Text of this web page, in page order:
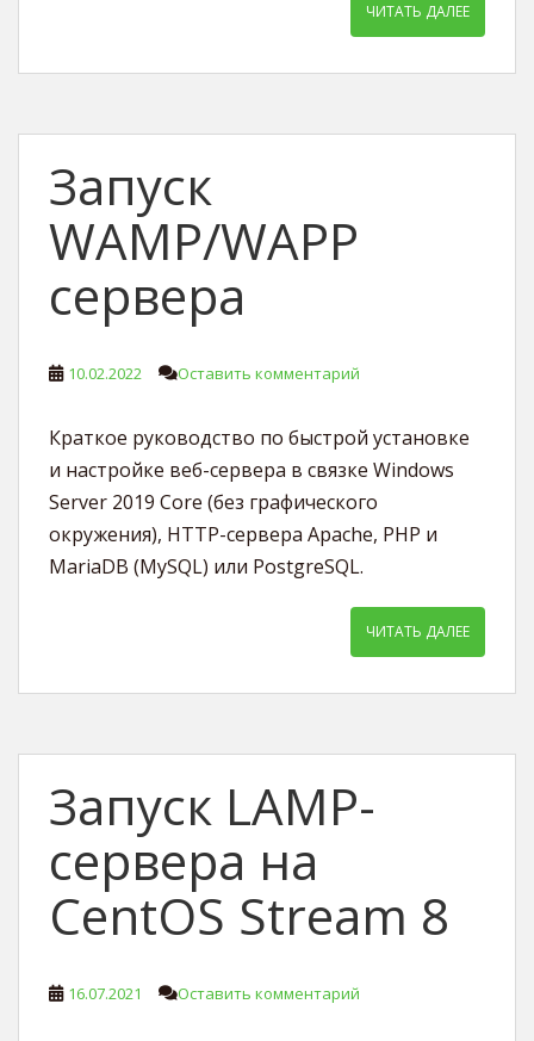
ЧИТАТЬ ДАЛЕЕ
Запуск
WAMP/WAPP
сервера
10.02.2022 Оставить комментарий
Краткое руководство по быстрой установке
и настройке веб-сервера в связке Windows
Server 2019 Core (без графического
окружения), HTTP-сервера Apache, PHP и
MariaDB (MySQL) или PostgreSQL.
ЧИТАТЬ ДАЛЕЕ
Запуск LAMP-
сервера на
CentOS Stream 8
16.07.2021 Оставить комментарий